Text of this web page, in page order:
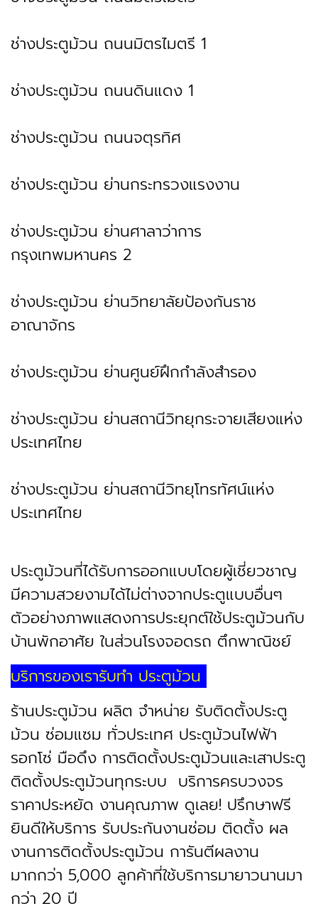
ช่างประตูม้วน ถนนมิตรไมตรี 1
ช่างประตูม้วน ถนนดินแดง 1
ช่างประตูม้วน ถนนจตุรทิศ
ช่างประตูม้วน ย่านกระทรวงแรงงาน
ช่างประตูม้วน ย่านศาลาว่าการ
กรุงเทพมหานคร 2
ช่างประตูม้วน ย่านวิทยาลัยป้องกันราช
อาณาจักร
ช่างประตูม้วน ย่านศูนย์ฝึกกำลังสำรอง
ช่างประตูม้วน ย่านสถานีวิทยุกระจายเสียงแห่ง
ประเทศไทย
ช่างประตูม้วน ย่านสถานีวิทยุโทรทัศน์แห่ง
ประเทศไทย
ประตูม้วนที่ได้รับการออกแบบโดยผู้เชี่ยวชาญ
มีความสวยงามได้ไม่ต่างจากประตูแบบอื่นๆ
ตัวอย่างภาพแสดงการประยุกต์ใช้ประตูม้วนกับ
บ้านพักอาศัย ในส่วนโรงจอดรถ ตึกพาณิชย์
บริการของเรารับทำ ประตูม้วน
ร้านประตูม้วน ผลิต จำหน่าย รับติดตั้งประตู
ม้วน ซ่อมแซม ทั่วประเทศ ประตูม้วนไฟฟ้า
รอกโซ่ มือดึง การติดตั้งประตูม้วนและเสาประตู
ติดตั้งประตูม้วนทุกระบบ บริการครบวงจร
ราคาประหยัด งานคุณภาพ ดูเลย! ปรึกษาฟรี
ยินดีให้บริการ รับประกันงานซ่อม ติดตั้ง ผล
งานการติดตั้งประตูม้วน การันตีผลงาน
มากกว่า 5,000 ลูกค้าที่ใช้บริการมายาวนานมา
กว่า 20 ปี